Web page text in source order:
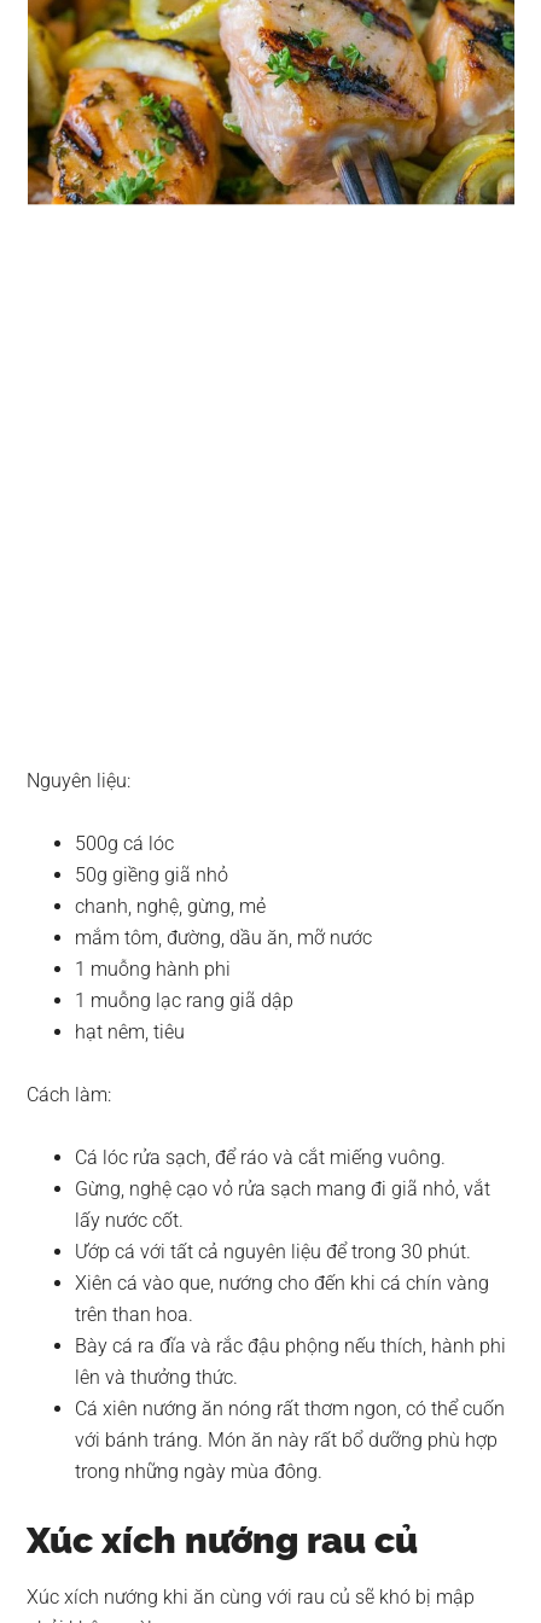
Nguyên liệu:
500g cá lóc
50g giềng giã nhỏ
chanh, nghệ, gừng, mẻ
mắm tôm, đường, dầu ăn, mỡ nước
1 muỗng hành phi
1 muỗng lạc rang giã dập
hạt nêm, tiêu
Cách làm:
Cá lóc rửa sạch, để ráo và cắt miếng vuông.
Gừng, nghệ cạo vỏ rửa sạch mang đi giã nhỏ, vắt
lấy nước cốt.
Ướp cá với tất cả nguyên liệu để trong 30 phút.
Xiên cá vào que, nướng cho đến khi cá chín vàng
trên than hoa.
Bày cá ra đĩa và rắc đậu phộng nếu thích, hành phi
lên và thưởng thức.
Cá xiên nướng ăn nóng rất thơm ngon, có thể cuốn
với bánh tráng. Món ăn này rất bổ dưỡng phù hợp
trong những ngày mùa đông.
Xúc xích nướng rau củ
Xúc xích nướng khi ăn cùng với rau củ sẽ khó bị mập